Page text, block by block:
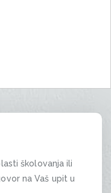
školovanja ili
na Vaš upit u